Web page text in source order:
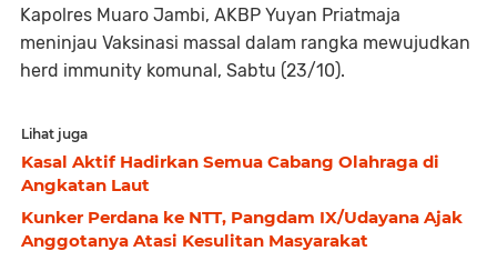
Kapolres Muaro Jambi, AKBP Yuyan Priatmaja
meninjau Vaksinasi massal dalam rangka mewujudkan
herd immunity komunal, Sabtu (23/10).
Lihat juga
Kasal Aktif Hadirkan Semua Cabang Olahraga di
Angkatan Laut
Kunker Perdana ke NTT, Pangdam IX/Udayana Ajak
Anggotanya Atasi Kesulitan Masyarakat